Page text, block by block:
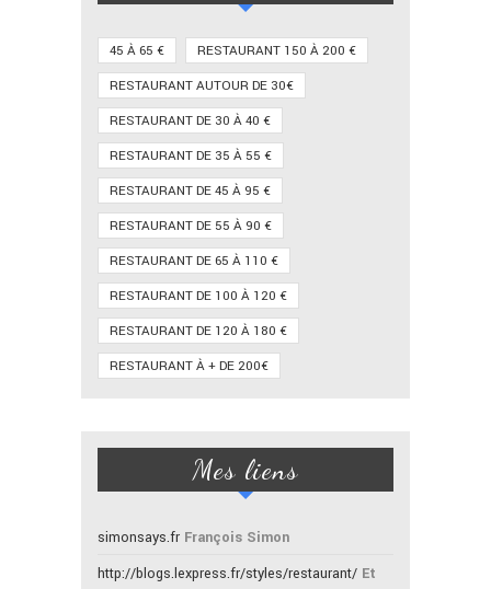
45 À 65 €
RESTAURANT 150 À 200 €
RESTAURANT AUTOUR DE 30€
RESTAURANT DE 30 À 40 €
RESTAURANT DE 35 À 55 €
RESTAURANT DE 45 À 95 €
RESTAURANT DE 55 À 90 €
RESTAURANT DE 65 À 110 €
RESTAURANT DE 100 À 120 €
RESTAURANT DE 120 À 180 €
RESTAURANT À + DE 200€
Mes liens
simonsays.fr François Simon
http://blogs.lexpress.fr/styles/restaurant/ Et